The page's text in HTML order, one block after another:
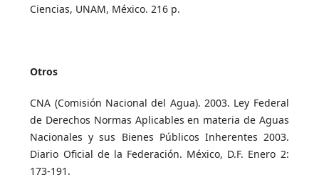
Ciencias, UNAM, México. 216 p.
Otros
CNA (Comisión Nacional del Agua). 2003. Ley Federal
de Derechos Normas Aplicables en materia de Aguas
Nacionales y sus Bienes Públicos Inherentes 2003.
Diario Oficial de la Federación. México, D.F. Enero 2:
173-191.